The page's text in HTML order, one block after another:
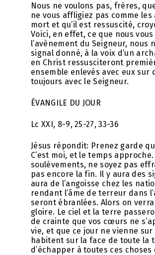
Nous ne voulons pas, frères,
ne vous affligiez pas comme les
mort et qu’il est ressuscité,
Voici, en effet, ce que nous
l’avènement du Seigneur,
signal donné, à la voix d’un
en Christ ressusciteront
ensemble enlevés avec eux
toujours avec le Seigneur.
ÉVANGILE DU JOUR
Lc XXI, 8-9, 25-27, 33-36
Jésus répondit: Prenez garde
C’est moi, et le temps
soulèvements, ne soyez pas
pas encore la fin. Il y aura des
aura de l’angoisse chez les
rendant l’âme de terreur dans
seront ébranlées. Alors on
gloire. Le ciel et la terre
de crainte que vos cœurs ne
vie, et que ce jour ne vienne
habitent sur la face de toute la
d’échapper à toutes ces